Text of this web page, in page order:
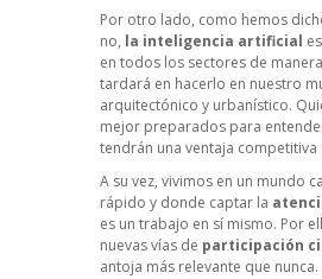
Por otro lado, como hemos
no, la inteligencia artificial
en todos los sectores de
tardará en hacerlo en nuestro
arquitectónico y urbanístico.
mejor preparados para
tendrán una ventaja competitiva
A su vez, vivimos en un mundo
rápido y donde captar la
es un trabajo en sí mismo. Por
nuevas vías de participación
antoja más relevante que nunca.